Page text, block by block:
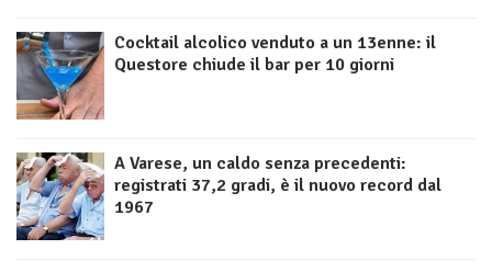
Cocktail alcolico venduto a un 13enne: il
Questore chiude il bar per 10 giorni
A Varese, un caldo senza precedenti:
registrati 37,2 gradi, è il nuovo record dal
1967